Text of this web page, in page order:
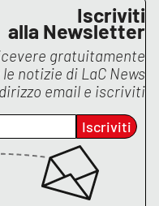
Iscriviti
alla Newsletter
gratuitamente
notizie di LaC News
email e iscriviti
Iscriviti